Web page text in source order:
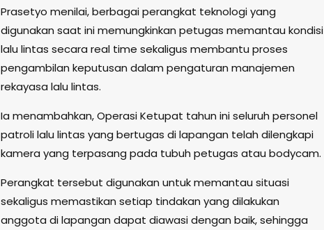
Prasetyo menilai, berbagai perangkat teknologi yang
digunakan saat ini memungkinkan petugas memantau kondisi
lalu lintas secara real time sekaligus membantu proses
pengambilan keputusan dalam pengaturan manajemen
rekayasa lalu lintas.
Ia menambahkan, Operasi Ketupat tahun ini seluruh personel
patroli lalu lintas yang bertugas di lapangan telah dilengkapi
kamera yang terpasang pada tubuh petugas atau bodycam.
Perangkat tersebut digunakan untuk memantau situasi
sekaligus memastikan setiap tindakan yang dilakukan
anggota di lapangan dapat diawasi dengan baik, sehingga